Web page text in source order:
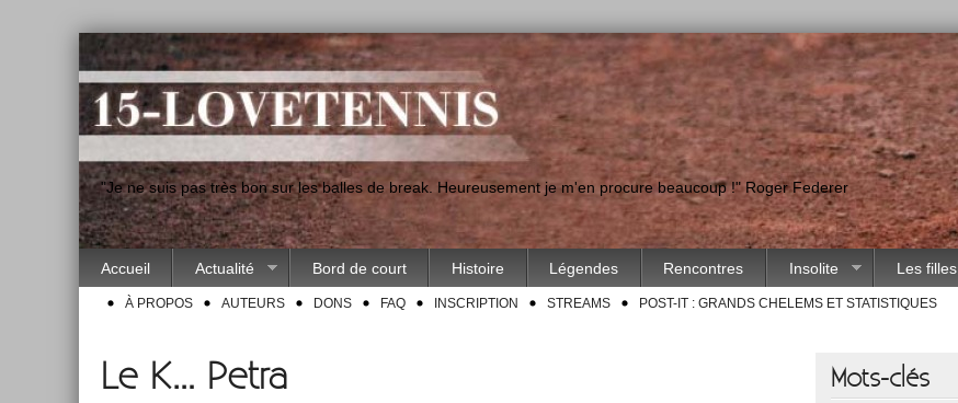
"Je ne suis pas très bon sur les balles de break. Heureusement je m'en procure beaucoup !" Roger Federer
Accueil Actualité Bord de court Histoire Légendes Rencontres Insolite Les filles
À PROPOS AUTEURS DONS FAQ INSCRIPTION STREAMS POST-IT : GRANDS CHELEMS ET STATISTIQUES
Le K… Petra Mots-clés